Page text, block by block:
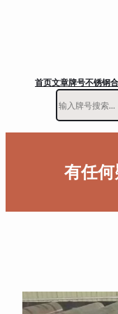
首页文章牌号不锈钢
有任